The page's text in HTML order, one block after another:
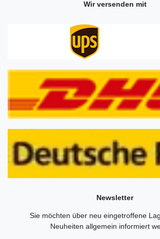
Wir versenden mit
Newsletter
Sie möchten über neu eingetroffene
Neuheiten allgemein informiert